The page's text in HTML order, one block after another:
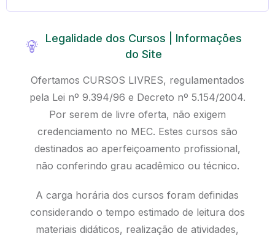
Legalidade dos Cursos | Informações
do Site
Ofertamos CURSOS LIVRES, regulamentados
pela Lei nº 9.394/96 e Decreto nº 5.154/2004.
Por serem de livre oferta, não exigem
credenciamento no MEC. Estes cursos são
destinados ao aperfeiçoamento profissional,
não conferindo grau acadêmico ou técnico.
A carga horária dos cursos foram definidas
considerando o tempo estimado de leitura dos
materiais didáticos, realização de atividades,